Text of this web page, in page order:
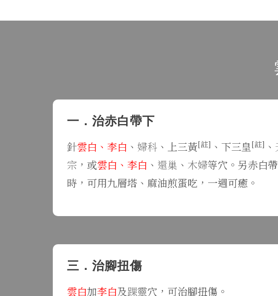
一．治赤白帶下
針雲白、李白 、 婦科 、上三黃[註] 、下三皇[註] 、
宗 ，或雲白、李白 、 還巢 、 木婦等穴。另赤白帶
時，可用九層塔、麻油煎蛋吃，一週可癒。
三．治腳扭傷
雲白加李白及踝靈穴，可治腳扭傷。